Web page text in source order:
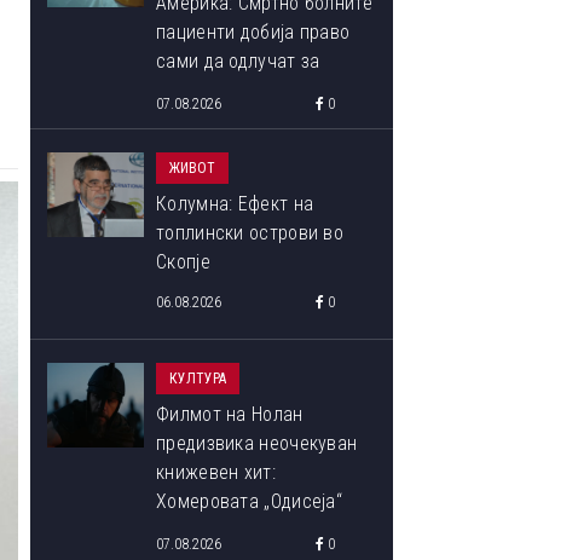
ОВА СЕ ПОБЕДНИЧКИТЕ ФОТОГРАФИИ ОД
пациенти добија право
сами да одлучат за
07.08.2026 0
ЖИВОТ
Колумна: Ефект на
топлински острови во
Скопје
06.08.2026 0
КУЛТУРА
Филмот на Нолан
предизвика неочекуван
книжевен хит:
Хомеровата „Одисеја“
07.08.2026 0